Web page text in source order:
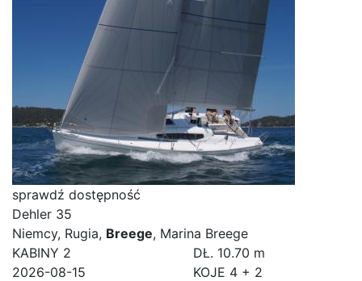
sprawdź dostępność
Dehler 35
Niemcy, Rugia, Breege, Marina Breege
KABINY 2 DŁ. 10.70 m
2026-08-15
KOJE 4 + 2